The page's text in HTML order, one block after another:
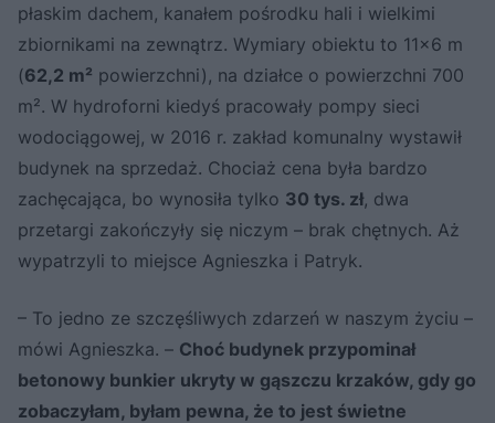
płaskim dachem, kanałem pośrodku hali i wielkimi
zbiornikami na zewnątrz. Wymiary obiektu to 11x6 m
(62,2 m² powierzchni), na działce o powierzchni 700
m². W hydroforni kiedyś pracowały pompy sieci
wodociągowej, w 2016 r. zakład komunalny wystawił
budynek na sprzedaż. Chociaż cena była bardzo
zachęcająca, bo wynosiła tylko 30 tys. zł, dwa
przetargi zakończyły się niczym – brak chętnych. Aż
wypatrzyli to miejsce Agnieszka i Patryk.
– To jedno ze szczęśliwych zdarzeń w naszym życiu –
mówi Agnieszka. – Choć budynek przypominał
betonowy bunkier ukryty w gąszczu krzaków, gdy go
zobaczyłam, byłam pewna, że to jest świetne